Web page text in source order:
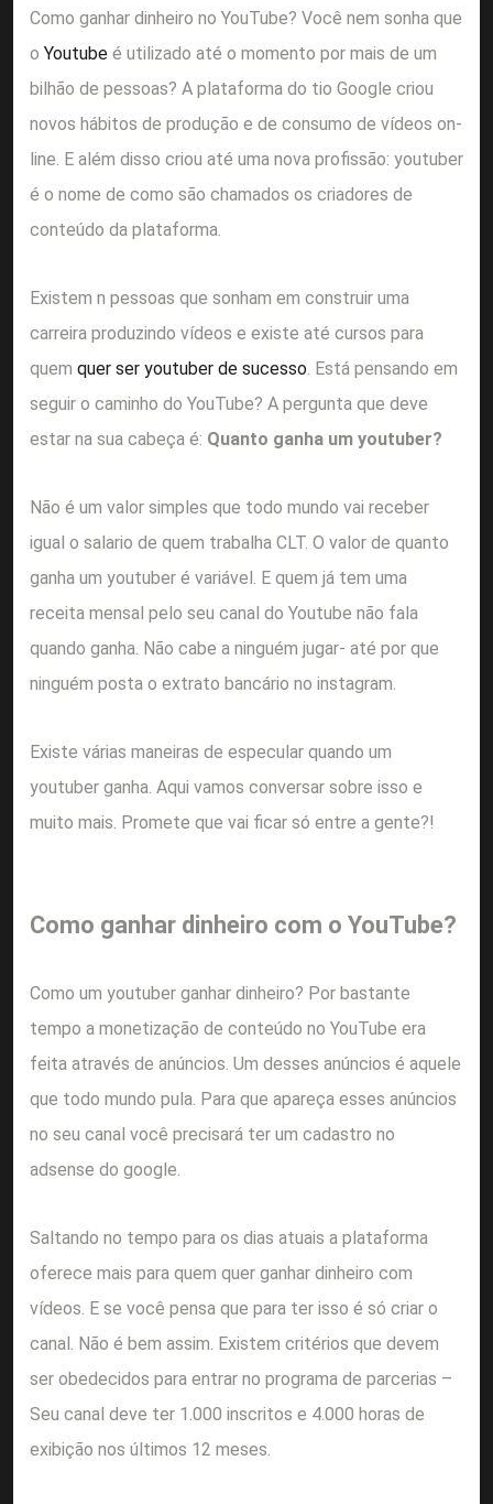
Como ganhar dinheiro no YouTube? Você nem sonha que
o Youtube é utilizado até o momento por mais de um
bilhão de pessoas? A plataforma do tio Google criou
novos hábitos de produção e de consumo de vídeos on-
line. E além disso criou até uma nova profissão: youtuber
é o nome de como são chamados os criadores de
conteúdo da plataforma.
Existem n pessoas que sonham em construir uma
carreira produzindo vídeos e existe até cursos para
quem quer ser youtuber de sucesso . Está pensando em
seguir o caminho do YouTube? A pergunta que deve
estar na sua cabeça é: Quanto ganha um youtuber?
Não é um valor simples que todo mundo vai receber
igual o salario de quem trabalha CLT. O valor de quanto
ganha um youtuber é variável. E quem já tem uma
receita mensal pelo seu canal do Youtube não fala
quando ganha. Não cabe a ninguém jugar- até por que
ninguém posta o extrato bancário no instagram.
Existe várias maneiras de especular quando um
youtuber ganha. Aqui vamos conversar sobre isso e
muito mais. Promete que vai ficar só entre a gente?!
Como ganhar dinheiro com o YouTube?
Como um youtuber ganhar dinheiro? Por bastante
tempo a monetização de conteúdo no YouTube era
feita através de anúncios. Um desses anúncios é aquele
que todo mundo pula. Para que apareça esses anúncios
no seu canal você precisará ter um cadastro no
adsense do google.
Saltando no tempo para os dias atuais a plataforma
oferece mais para quem quer ganhar dinheiro com
vídeos. E se você pensa que para ter isso é só criar o
canal. Não é bem assim. Existem critérios que devem
ser obedecidos para entrar no programa de parcerias –
Seu canal deve ter 1.000 inscritos e 4.000 horas de
exibição nos últimos 12 meses.